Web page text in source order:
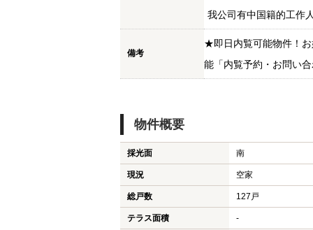
我公司有中国籍的工作
備考
★即日内覧可能物件！
能「内覧予約・お問い
物件概要
採光面 南
現況 空家
総戸数 127戸
テラス面積 -